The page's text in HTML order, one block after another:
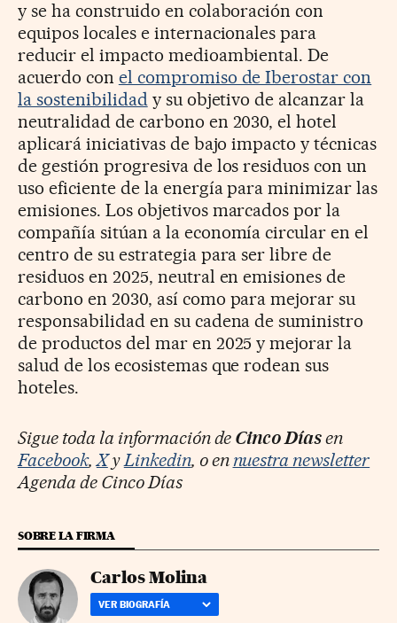
y se ha construido en colaboración con
equipos locales e internacionales para
reducir el impacto medioambiental. De
acuerdo con el compromiso de Iberostar con
la sostenibilidad y su objetivo de alcanzar la
neutralidad de carbono en 2030, el hotel
aplicará iniciativas de bajo impacto y técnicas
de gestión progresiva de los residuos con un
uso eficiente de la energía para minimizar las
emisiones. Los objetivos marcados por la
compañía sitúan a la economía circular en el
centro de su estrategia para ser libre de
residuos en 2025, neutral en emisiones de
carbono en 2030, así como para mejorar su
responsabilidad en su cadena de suministro
de productos del mar en 2025 y mejorar la
salud de los ecosistemas que rodean sus
hoteles.
Sigue toda la información de Cinco Díasen
Facebook,Xy Linkedin, o en nuestra newsletter
Agenda de Cinco Días
SOBRE LA FIRMA
Carlos Molina
VER BIOGRAFÍA